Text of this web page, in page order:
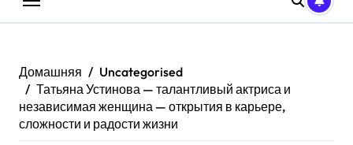
Домашняя
Uncategorised
Татьяна Устинова — талантливый актриса и
независимая женщина — открытия в карьере,
сложности и радости жизни